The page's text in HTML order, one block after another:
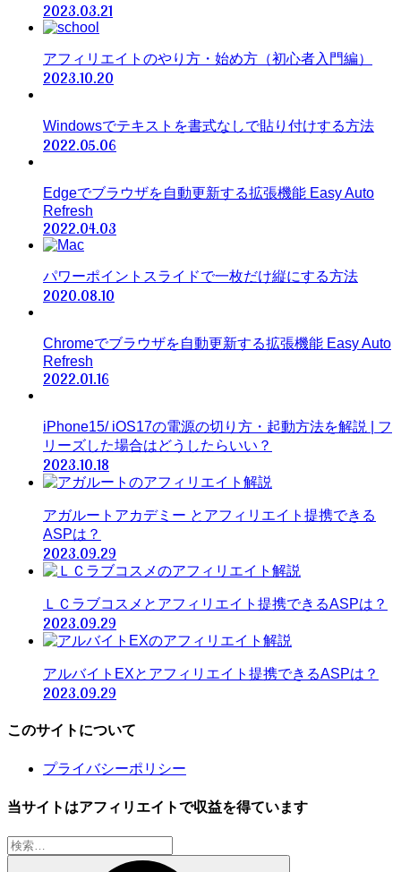
2023.03.21
アフィリエイトのやり方・始め方（初心者入門編）
2023.10.20
Windowsでテキストを書式なしで貼り付けする方法
2022.05.06
Edgeでブラウザを自動更新する拡張機能 Easy Auto
Refresh
2022.04.03
パワーポイントスライドで一枚だけ縦にする方法
2020.08.10
Chromeでブラウザを自動更新する拡張機能 Easy Auto
Refresh
2022.01.16
iPhone15/ iOS17の電源の切り方・起動方法を解説 | フ
リーズした場合はどうしたらいい？
2023.10.18
アガルートアカデミー とアフィリエイト提携できる
ASPは？
2023.09.29
ＬＣラブコスメとアフィリエイト提携できるASPは？
2023.09.29
アルバイトEXとアフィリエイト提携できるASPは？
2023.09.29
このサイトについて
プライバシーポリシー
当サイトはアフィリエイトで収益を得ています
検
索: